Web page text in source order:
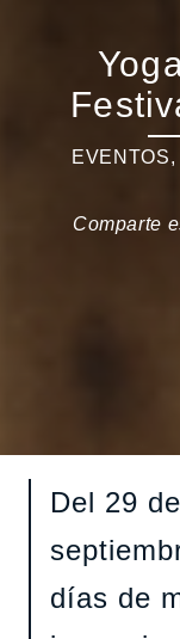
EVENTOS,
Comparte
Del 29
días de